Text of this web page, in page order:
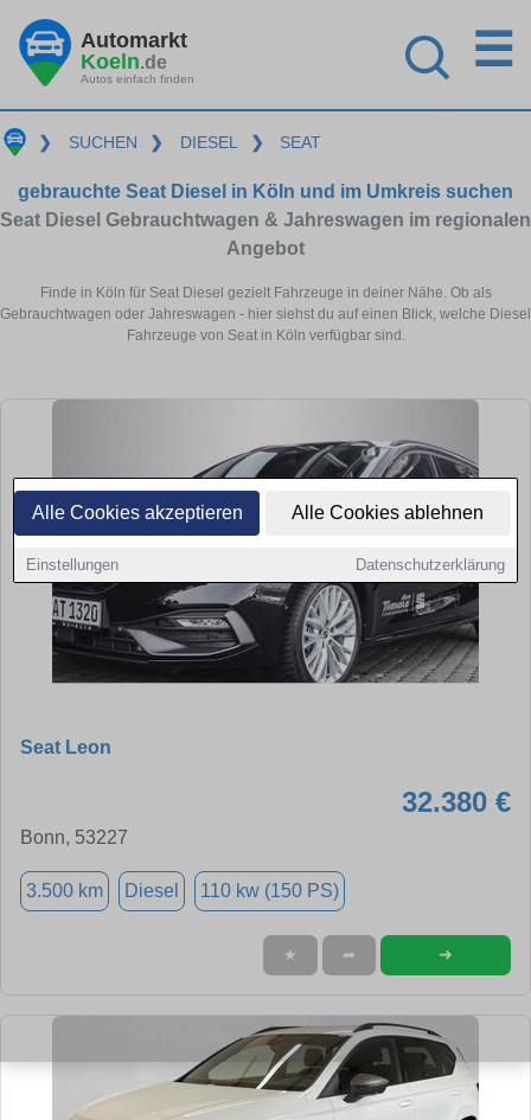
Alle Cookies akzeptieren Alle Cookies ablehnen
Einstellungen Datenschutzerklärung
Automarkt
Koeln.de
Autos einfach finden
☰
❯ SUCHEN ❯ DIESEL ❯ SEAT
gebrauchte Seat Diesel in Köln und im Umkreis suchen
Seat Diesel Gebrauchtwagen & Jahreswagen im regionalen
Angebot
Finde in Köln für Seat Diesel gezielt Fahrzeuge in deiner Nähe. Ob als
Gebrauchtwagen oder Jahreswagen - hier siehst du auf einen Blick, welche Diesel
Fahrzeuge von Seat in Köln verfügbar sind.
Seat Leon
32.380 €
Bonn, 53227
3.500 km Diesel 110 kw (150 PS)
★ ➦ ➜